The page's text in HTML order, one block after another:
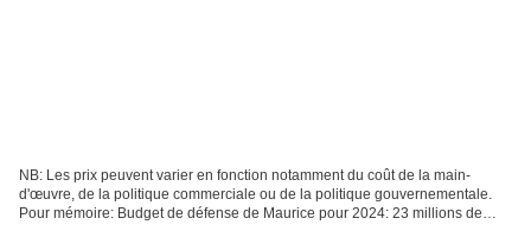
NB: Les prix peuvent varier en fonction notamment du coût de la main-
d'œuvre, de la politique commerciale ou de la politique gouvernementale.
Pour mémoire: Budget de défense de Maurice pour 2024: 23 millions de